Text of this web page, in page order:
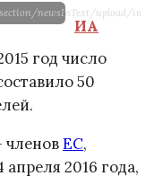
newsInText/upload/
ИА
год число
50
членовЕС,
2016 года,